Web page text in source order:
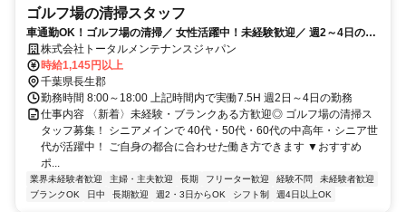
ゴルフ場の清掃スタッフ
車通勤OK！ゴルフ場の清掃／ 女性活躍中！未経験歓迎／ 週2～4日の勤
務 株式会社トータルメンテナンスジャパン
時給1,145円以上
千葉県長生郡
勤務時間 8:00～18:00 上記時間内で実働7.5H 週2日～4日の勤務
仕事内容 〈新着〉未経験・ブランクある方歓迎◎ ゴルフ場の清掃ス
タッフ募集！ シニアメインで 40代・50代・60代の中高年・シニア世
代が活躍中！ ご自身の都合に合わせた働き方できます ▼おすすめ
ポ...
業界未経験者歓迎 主婦・主夫歓迎 長期 フリーター歓迎 経験不問
未経験者歓迎
ブランクOK
日中 長期歓迎 週2・3日からOK シフト制 週4日以上OK